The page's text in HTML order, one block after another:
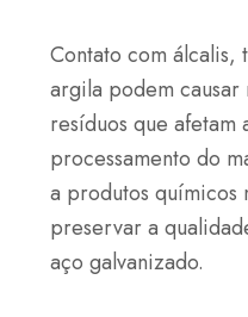
Contato com álcalis,
argila podem causar
resíduos que afetam
processamento do
a produtos químicos
preservar a
aço galvanizado.